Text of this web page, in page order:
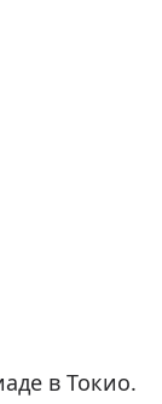
в Токио.